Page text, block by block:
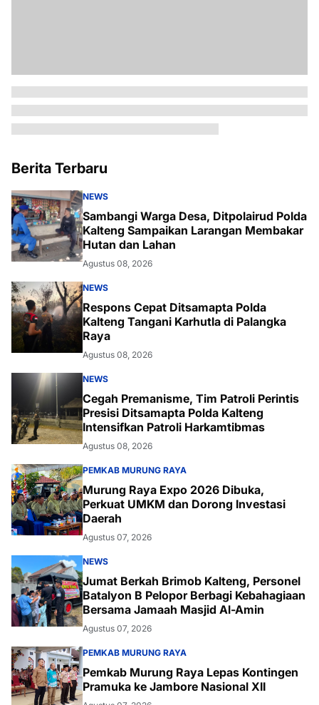
Berita Terbaru
NEWS
Sambangi Warga Desa, Ditpolairud Polda
Kalteng Sampaikan Larangan Membakar
Hutan dan Lahan
Agustus 08, 2026
NEWS
Respons Cepat Ditsamapta Polda
Kalteng Tangani Karhutla di Palangka
Raya
Agustus 08, 2026
NEWS
Cegah Premanisme, Tim Patroli Perintis
Presisi Ditsamapta Polda Kalteng
Intensifkan Patroli Harkamtibmas
Agustus 08, 2026
PEMKAB MURUNG RAYA
Murung Raya Expo 2026 Dibuka,
Perkuat UMKM dan Dorong Investasi
Daerah
Agustus 07, 2026
NEWS
Jumat Berkah Brimob Kalteng, Personel
Batalyon B Pelopor Berbagi Kebahagiaan
Bersama Jamaah Masjid Al-Amin
Agustus 07, 2026
PEMKAB MURUNG RAYA
Pemkab Murung Raya Lepas Kontingen
Pramuka ke Jambore Nasional XII